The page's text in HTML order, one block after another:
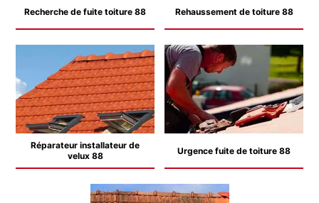
Recherche de fuite toiture 88 Rehaussement de toiture 88
Réparateur installateur de
velux 88
Urgence fuite de toiture 88